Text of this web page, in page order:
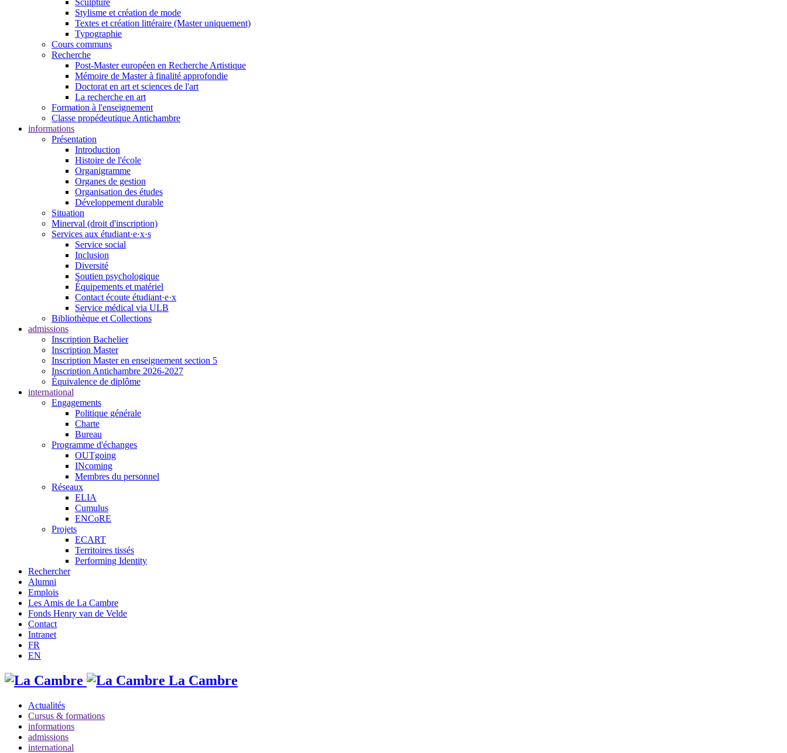
Stylisme et création de mode
Textes et création littéraire (Master uniquement)
Typographie
Cours communs
Recherche
Post-Master européen en Recherche Artistique
Mémoire de Master à finalité approfondie
Doctorat en art et sciences de l'art
La recherche en art
Formation à l'enseignement
Classe propédeutique Antichambre
informations
Présentation
Introduction
Histoire de l'école
Organigramme
Organes de gestion
Organisation des études
Développement durable
Situation
Minerval (droit d'inscription)
Services aux étudiant·e·x·s
Service social
Inclusion
Diversité
Soutien psychologique
Équipements et matériel
Contact écoute étudiant·e·x
Service médical via ULB
Bibliothèque et Collections
admissions
Inscription Bachelier
Inscription Master
Inscription Master en enseignement section 5
Inscription Antichambre 2026-2027
Équivalence de diplôme
international
Engagements
Politique générale
Charte
Bureau
Programme d'échanges
OUTgoing
INcoming
Membres du personnel
Réseaux
ELIA
Cumulus
ENCoRE
Projets
ECART
Territoires tissés
Performing Identity
Rechercher
Alumni
Emplois
Les Amis de La Cambre
Fonds Henry van de Velde
Contact
Intranet
FR
EN
La Cambre
Actualités
Cursus & formations
informations
admissions
international